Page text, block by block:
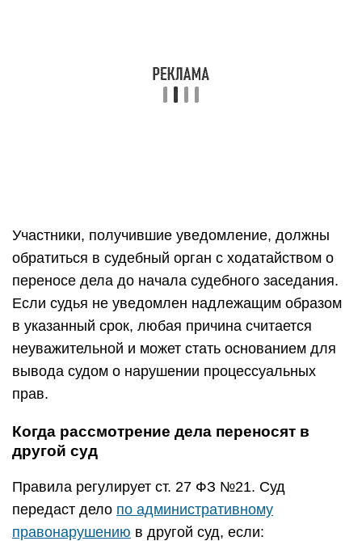
Участники, получившие уведомление, должны
обратиться в судебный орган с ходатайством о
переносе дела до начала судебного заседания.
Если судья не уведомлен надлежащим образом
в указанный срок, любая причина считается
неуважительной и может стать основанием для
вывода судом о нарушении процессуальных
прав.
Когда рассмотрение дела переносят в
другой суд
Правила регулирует ст. 27 ФЗ №21. Суд
передаст дело по административному
правонарушению в другой суд, если: